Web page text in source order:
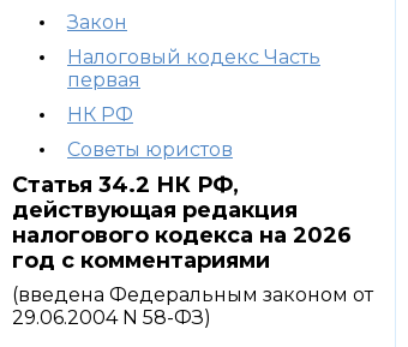
Закон
Налоговый кодекс Часть
первая
НК РФ
Советы юристов
Статья 34.2 НК РФ,
действующая редакция
налогового кодекса на 2026
год с комментариями
(введена Федеральным законом от
29.06.2004 N 58-ФЗ)